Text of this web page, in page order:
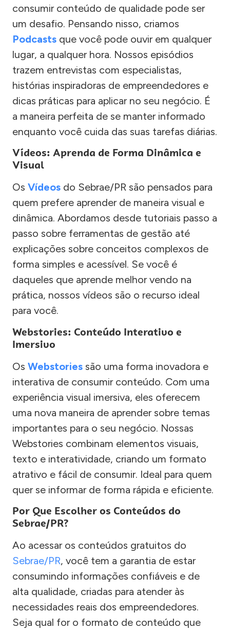
consumir conteúdo de qualidade pode ser
um desafio. Pensando nisso, criamos
Podcasts que você pode ouvir em qualquer
lugar, a qualquer hora. Nossos episódios
trazem entrevistas com especialistas,
histórias inspiradoras de empreendedores e
dicas práticas para aplicar no seu negócio. É
a maneira perfeita de se manter informado
enquanto você cuida das suas tarefas diárias.
Vídeos: Aprenda de Forma Dinâmica e
Visual
Os Vídeos do Sebrae/PR são pensados para
quem prefere aprender de maneira visual e
dinâmica. Abordamos desde tutoriais passo a
passo sobre ferramentas de gestão até
explicações sobre conceitos complexos de
forma simples e acessível. Se você é
daqueles que aprende melhor vendo na
prática, nossos vídeos são o recurso ideal
para você.
Webstories: Conteúdo Interativo e
Imersivo
Os Webstories são uma forma inovadora e
interativa de consumir conteúdo. Com uma
experiência visual imersiva, eles oferecem
uma nova maneira de aprender sobre temas
importantes para o seu negócio. Nossas
Webstories combinam elementos visuais,
texto e interatividade, criando um formato
atrativo e fácil de consumir. Ideal para quem
quer se informar de forma rápida e eficiente.
Por Que Escolher os Conteúdos do
Sebrae/PR?
Ao acessar os conteúdos gratuitos do
Sebrae/PR, você tem a garantia de estar
consumindo informações confiáveis e de
alta qualidade, criadas para atender às
necessidades reais dos empreendedores.
Seja qual for o formato de conteúdo que